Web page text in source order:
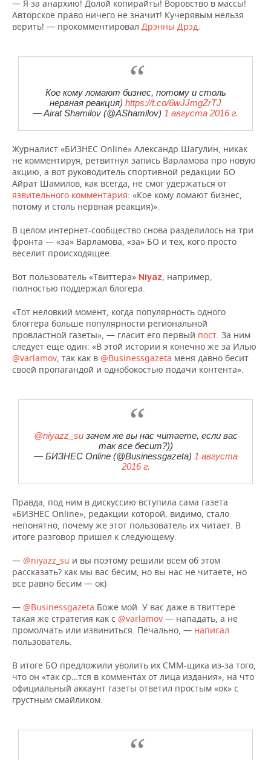
— Я за анархию! Долой копирайты! Воровство в массы!
Авторское право ничего не значит! Кучерявым нельзя
верить! — прокомментировал Дрэнны Дрэд.
Кое кому ломают бизнес, потому и столь
нервная реакция) https://t.co/6wJJmgZrTJ
— Airat Shamilov (@AShamilov) 1 августа 2016 г.
Журналист «БИЗНЕС Online» Александр Шагулин, никак
не комментируя, ретвитнул запись Варламова про новую
акцию, а вот руководитель спортивной редакции БО
Айрат Шамилов, как всегда, не смог удержаться от
язвительного комментария: «Кое кому ломают бизнес,
потому и столь нервная реакция)».
В целом интернет-сообщество снова разделилось на три
фронта — «за» Варламова, «за» БО и тех, кого просто
веселит происходящее.
Вот пользователь «Твиттера» Niyaz, например,
полностью поддержал блогера.
«Тот неловкий момент, когда популярность одного
блоггера больше популярности региональной
провластной газеты», — гласит его первый пост. За ним
следует еще один: «В этой истории я конечно же за Илью
@varlamov, так как в @Businessgazeta меня давно бесит
своей пропагандой и однобокостью подачи контента».
@niyazz_suзачем же вы нас читаете, если вас
так все бесит?))
— БИЗНЕС Online (@Businessgazeta) 1 августа
2016 г.
Правда, под ним в дискуссию вступила сама газета
«БИЗНЕС Online», редакции которой, видимо, стало
непонятно, почему же этот пользователь их читает. В
итоге разговор пришел к следующему:
— @niyazz_su и вы поэтому решили всем об этом
рассказать? как мы вас бесим, но вы нас не читаете, но
все равно бесим — ок)
— @Businessgazeta Боже мой. У вас даже в твиттере
такая же стратегия как с @varlamov — нападать, а не
промолчать или извиниться. Печально, — написал
пользователь.
В итоге БО предложили уволить их СММ-щика из-за того,
что он «так ср…тся в комментах от лица издания», на что
официальный аккаунт газеты ответил простым «ок» с
грустным смайликом.